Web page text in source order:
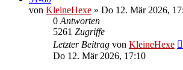
von KleineHexe » Do 12. Mär 2026,
0 Antworten
5261 Zugriffe
Letzter Beitrag von KleineHexe
Do 12. Mär 2026, 17:10